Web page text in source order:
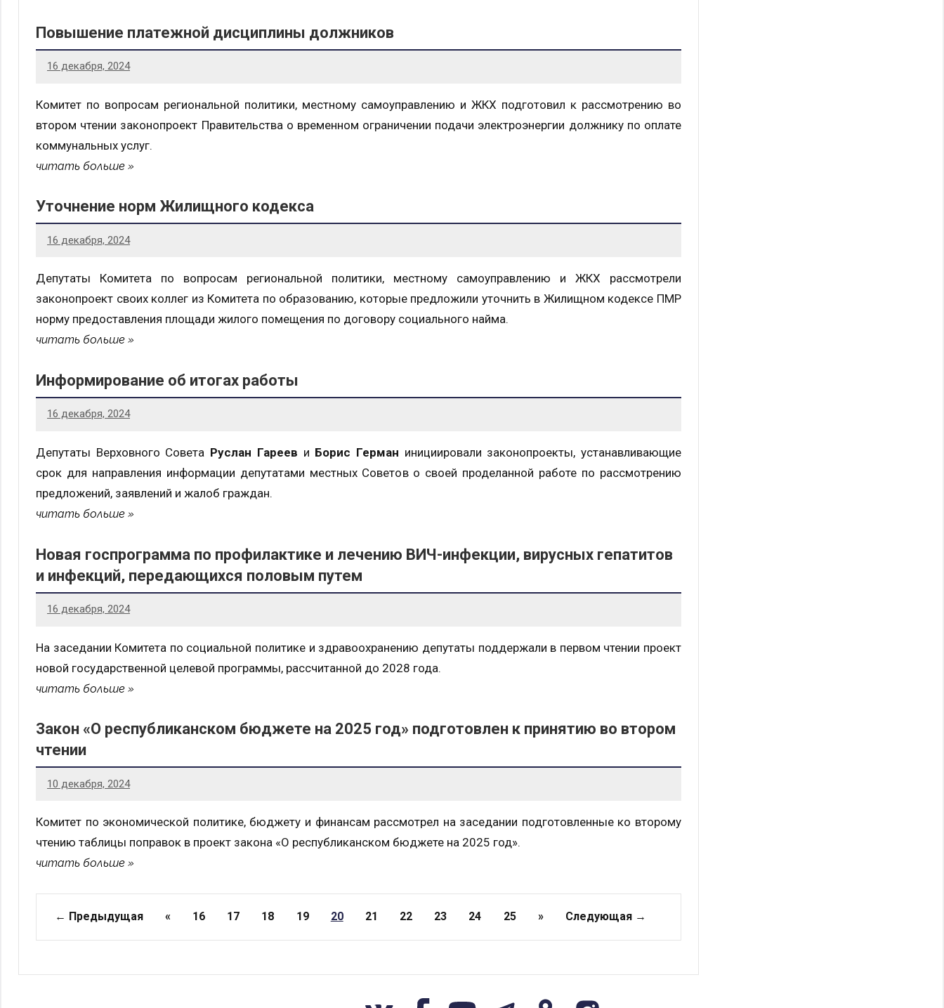
Повышение платежной дисциплины должников
16 декабря, 2024
Комитет по вопросам региональной политики, местному самоуправлению и ЖКХ подготовил к рассмотрению во
втором чтении законопроект Правительства о временном ограничении подачи электроэнергии должнику по оплате
коммунальных услуг.
читать больше
Уточнение норм Жилищного кодекса
16 декабря, 2024
Депутаты Комитета по вопросам региональной политики, местному самоуправлению и ЖКХ рассмотрели
законопроект своих коллег из Комитета по образованию, которые предложили уточнить в Жилищном кодексе ПМР
норму предоставления площади жилого помещения по договору социального найма.
читать больше
Информирование об итогах работы
16 декабря, 2024
Депутаты Верховного Совета Руслан Гареев и Борис Герман инициировали законопроекты, устанавливающие
срок для направления информации депутатами местных Советов о своей проделанной работе по рассмотрению
предложений, заявлений и жалоб граждан.
читать больше
Новая госпрограмма по профилактике и лечению ВИЧ-инфекции, вирусных гепатитов
и инфекций, передающихся половым путем
16 декабря, 2024
На заседании Комитета по социальной политике и здравоохранению депутаты поддержали в первом чтении проект
новой государственной целевой программы, рассчитанной до 2028 года.
читать больше
Закон «О республиканском бюджете на 2025 год» подготовлен к принятию во втором
чтении
10 декабря, 2024
Комитет по экономической политике, бюджету и финансам рассмотрел на заседании подготовленные ко второму
чтению таблицы поправок в проект закона «О республиканском бюджете на 2025 год».
читать больше
Страницы
← Предыдущая « 16 17 18 19 20 21 22 23 24 25 » Следующая →